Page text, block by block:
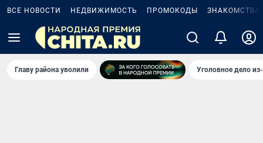
ВСЕ НОВОСТИ НЕДВИЖИМОСТЬ ПРОМОКОДЫ ЗНАКОМСТВА
Главу района уволили Уголовное дело